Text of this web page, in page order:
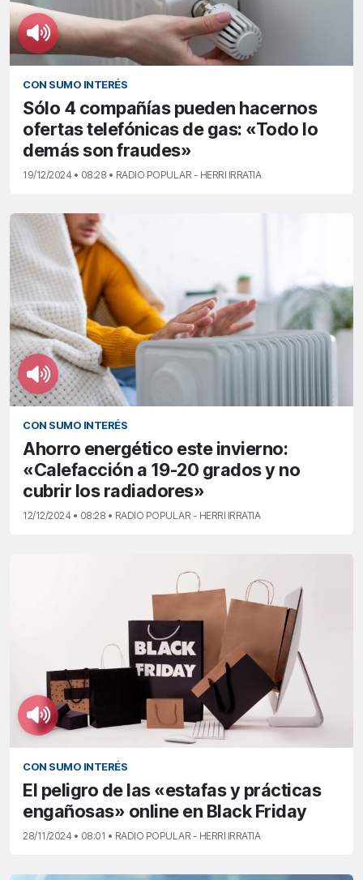
CON SUMO INTERÉS
Sólo 4 compañías pueden hacernos
ofertas telefónicas de gas: «Todo lo
demás son fraudes»
19/12/2024 • 08:28 • RADIO POPULAR - HERRI IRRATIA
CON SUMO INTERÉS
Ahorro energético este invierno:
«Calefacción a 19-20 grados y no
cubrir los radiadores»
12/12/2024 • 08:28 • RADIO POPULAR - HERRI IRRATIA
CON SUMO INTERÉS
El peligro de las «estafas y prácticas
engañosas» online en Black Friday
28/11/2024 • 08:01 • RADIO POPULAR - HERRI IRRATIA